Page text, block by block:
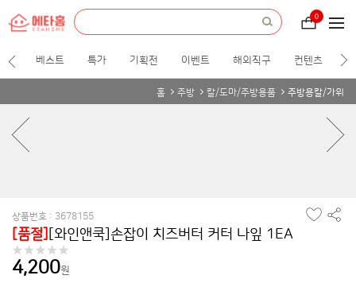
장
바
니
0
베스트 특가 기획전 이벤트 해외직구 컨텐츠
홈 주방 칼/도마/주방용품 주방용칼/가위
상품번호 : 3678155
[품절] [와인앤쿡]손잡이 치즈버터 커터 나잎 1EA
4,200원
찜 공